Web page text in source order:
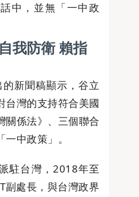
中，並無「一中政
我防衛 賴指
新聞稿顯示，谷立
台灣的支持符合美國
關係法》、三個聯合
中政策」。
駐台灣，2018年至
副處長，與台灣政界